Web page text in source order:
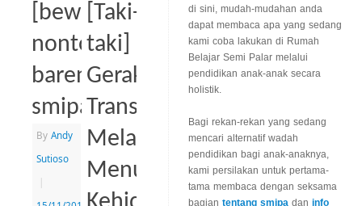
[bewara]
nonton
bareng
smipa
By Andy
Sutioso
|
[Taki-
taki]
Gerakan
Transisi:
Melangkah
Menuju
di sini, mudah-mudahan anda
dapat membaca apa yang sedang
kami coba lakukan di Rumah
Belajar Semi Palar melalui
pendidikan anak-anak secara
holistik.
Bagi rekan-rekan yang sedang
mencari alternatif wadah
pendidikan bagi anak-anaknya,
kami persilakan untuk pertama-
tama membaca dengan seksama
bagian tentang smipa dan info